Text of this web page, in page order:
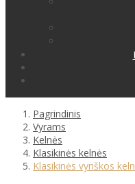
Pagrindinis
Vyrams
Kelnės
Klasikinės kelnės
Klasikinės vyriškos